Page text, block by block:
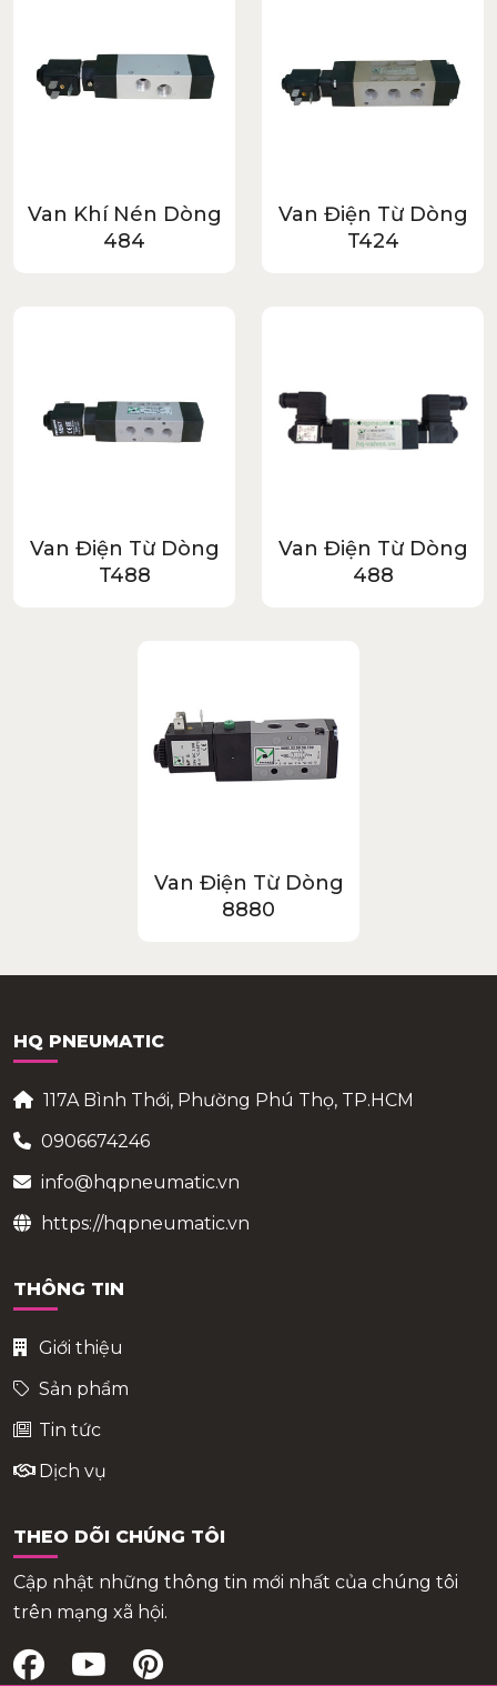
Van Khí Nén Dòng
484
Van Điện Từ Dòng
T424
Van Điện Từ Dòng
T488
Van Điện Từ Dòng
488
Van Điện Từ Dòng
8880
HQ PNEUMATIC
117A Bình Thới, Phường Phú Thọ, TP.HCM
0906674246
info@hqpneumatic.vn
https://hqpneumatic.vn
THÔNG TIN
Giới thiệu
Sản phẩm
Tin tức
Dịch vụ
THEO DÕI CHÚNG TÔI
Cập nhật những thông tin mới nhất của chúng tôi
trên mạng xã hội.